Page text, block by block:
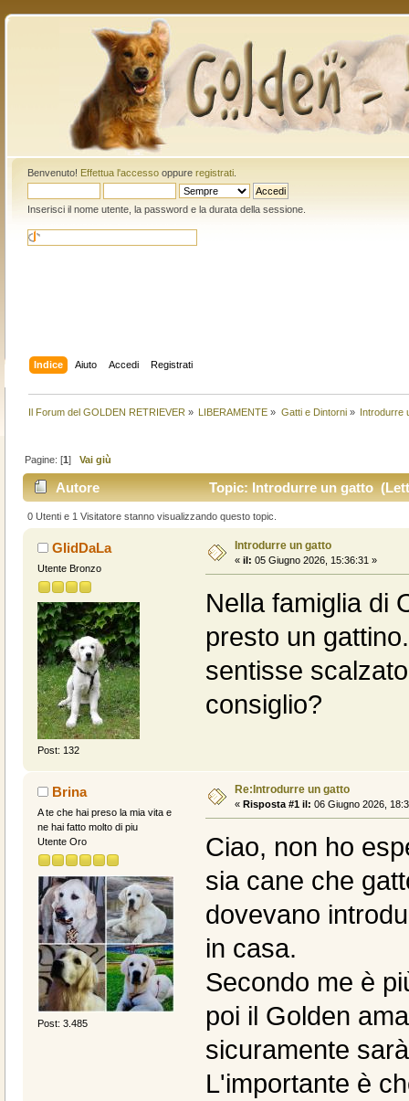
Benvenuto! Effettua l'accessooppure registrati.
Inserisci il nome utente, la password e la durata della sessione.
Indice Aiuto Accedi Registrati
Il Forum del GOLDEN RETRIEVER » LIBERAMENTE » Gatti e Dintorni» Introdurre
Pagine: [1]Vai giù
Autore Topic: Introdurre un gatto
0 Utenti e 1 Visitatore stanno visualizzando questo topic.
GIidDaLa
Utente Bronzo
Post: 132
Introdurre un gatto
« il: 05 Giugno 2026, 15:36:31 »
Nella famiglia di
presto un
sentisse
consiglio?
Brina
A te che hai preso la mia vita e
ne hai fatto molto di piu
Utente Oro
Post: 3.485
Re:Introdurre un gatto
« Risposta #1 il: 06 Giugno 2026,
Ciao, non ho
sia cane che
dovevano
in casa.
Secondo me è
poi il Golden
sicuramente
L'importante è